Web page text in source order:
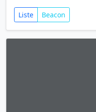
Liste Beacon